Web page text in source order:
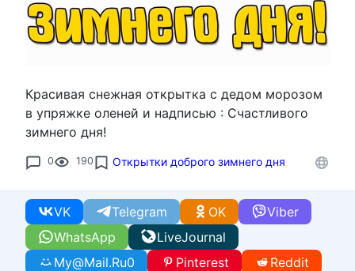
Красивая снежная открытка с дедом морозом
в упряжке оленей и надписью : Счастливого
зимнего дня!
0 190 Открытки доброго зимнего дня
WhatsApp
VK Telegram Viber
OK
LiveJournal
My@Mail.Ru0 Pinterest
Reddit